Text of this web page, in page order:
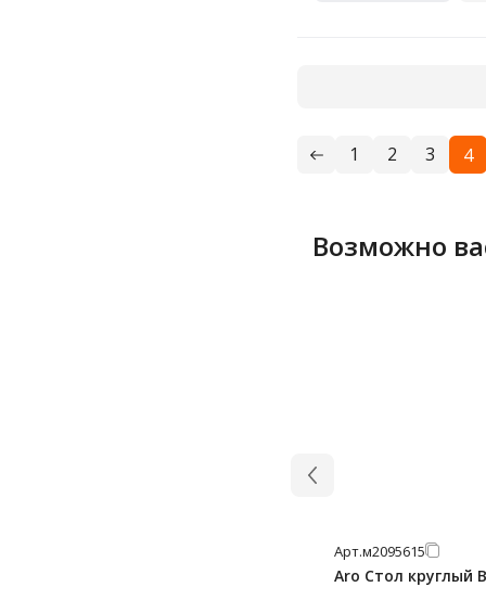
1 2 3 4
Возможно
Арт.м2095615
Aro Стол круглый